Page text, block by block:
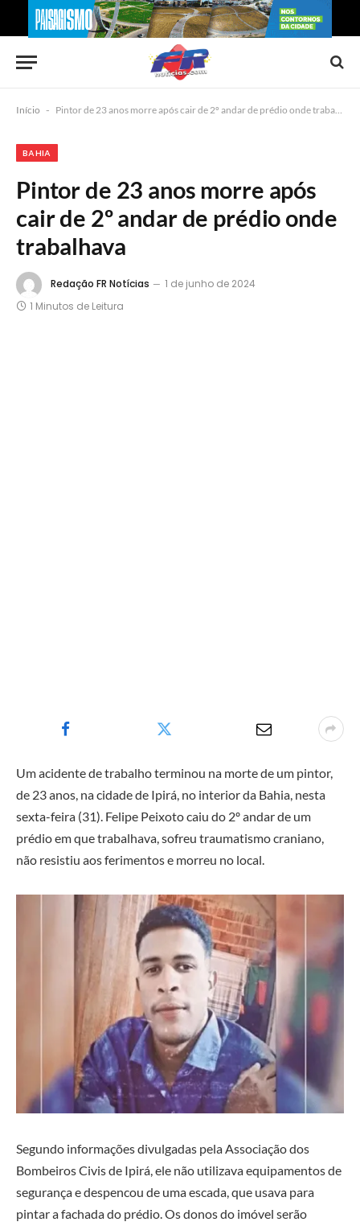
Início - Pintor de 23 anos morre após cair de 2º andar de prédio onde trabalhava
BAHIA
Pintor de 23 anos morre após
cair de 2º andar de prédio onde
trabalhava
Redação FR Notícias
1 de junho de 2024
1 Minutos de Leitura
Um acidente de trabalho terminou na morte de um pintor,
de 23 anos, na cidade de Ipirá, no interior da Bahia, nesta
sexta-feira (31). Felipe Peixoto caiu do 2º andar de um
prédio em que trabalhava, sofreu traumatismo craniano,
não resistiu aos ferimentos e morreu no local.
Segundo informações divulgadas pela Associação dos
Bombeiros Civis de Ipirá, ele não utilizava equipamentos de
segurança e despencou de uma escada, que usava para
pintar a fachada do prédio. Os donos do imóvel serão